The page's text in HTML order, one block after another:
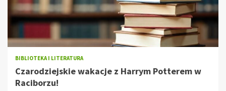
BIBLIOTEKA I LITERATURA
Czarodziejskie wakacje z Harrym Potterem w
Raciborzu!